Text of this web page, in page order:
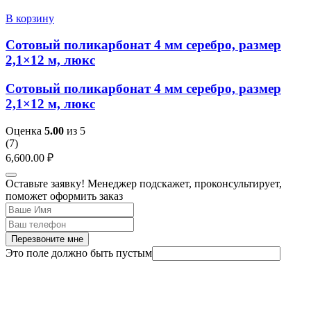
В корзину
Сотовый поликарбонат 4 мм серебро, размер
2,1×12 м, люкс
Сотовый поликарбонат 4 мм серебро, размер
2,1×12 м, люкс
Оценка 5.00 из 5
(7)
6,600.00 ₽
Оставьте заявку! Менеджер подскажет, проконсультирует,
поможет оформить заказ
Перезвоните мне
Это поле должно быть пустым